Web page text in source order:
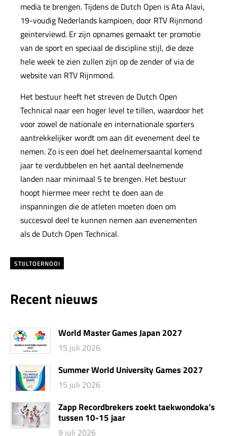
media te brengen. Tijdens de Dutch Open is Ata Alavi,
19-voudig Nederlands kampioen, door RTV Rijnmond
geinterviewd. Er zijn opnames gemaakt ter promotie
van de sport en speciaal de discipline stijl, die deze
hele week te zien zullen zijn op de zender of via de
website van RTV Rijnmond.
Het bestuur heeft het streven de Dutch Open
Technical naar een hoger level te tillen, waardoor het
voor zowel de nationale en internationale sporters
aantrekkelijker wordt om aan dit evenement deel te
nemen. Zo is een doel het deelnemersaantal komend
jaar te verdubbelen en het aantal deelnemende
landen naar minimaal 5 te brengen. Het bestuur
hoopt hiermee meer recht te doen aan de
inspanningen die de atleten moeten doen om
succesvol deel te kunnen nemen aan evenementen
als de Dutch Open Technical.
STIJLTOERNOOI
Recent nieuws
World Master Games Japan 2027
15 juli 2026
Summer World University Games 2027
15 juli 2026
Zapp Recordbrekers zoekt taekwondoka’s
tussen 10-15 jaar
9 juli 2026